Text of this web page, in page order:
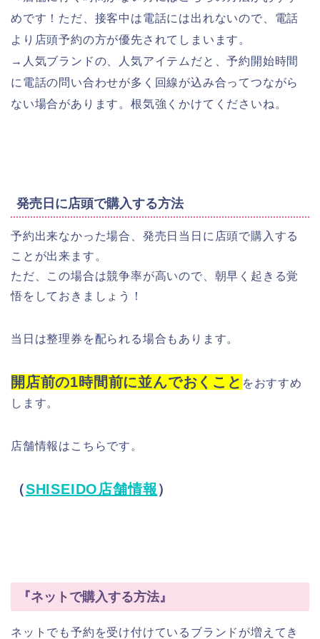
めです！ただ、接客中は電話には出れないので、電話
より店頭予約の方が優先されてしまいます。
→人気ブランドの、人気アイテムだと、予約開始時間
に電話の問い合わせが多く回線が込み合ってつながら
ない場合があります。根気強くかけてくださいね。
発売日に店頭で購入する方法
予約出来なかった場合、発売日当日に店頭で購入する
ことが出来ます。
ただ、この場合は競争率が高いので、朝早く起きる覚
悟をしておきましょう！
当日は整理券を配られる場合もあります。
開店前の1時間前に並んでおくこと をおすすめ
します。
店舗情報はこちらです。
（SHISEIDO店舗情報）
『ネットで購入する方法』
ネットでも予約を受け付けているブランドが増えてき